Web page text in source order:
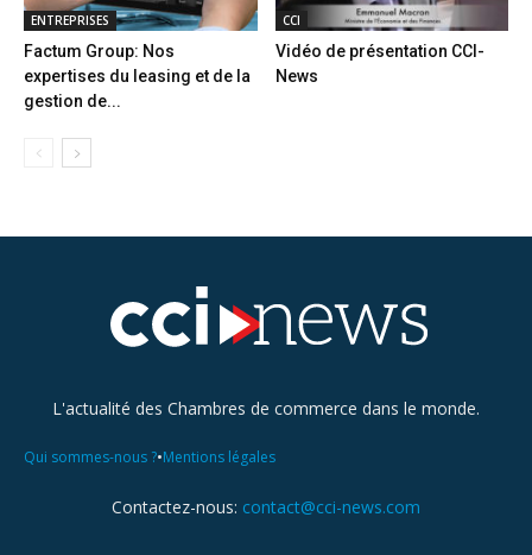
ENTREPRISES
Factum Group: Nos
expertises du leasing et de la
gestion de...
CCI
Vidéo de présentation CCI-
News
L'actualité des Chambres de commerce dans le monde.
Qui sommes-nous ?•Mentions légales
Contactez-nous: contact@cci-news.com